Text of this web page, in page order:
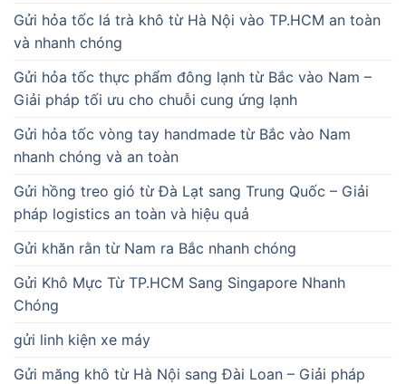
Gửi hỏa tốc lá trà khô từ Hà Nội vào TP.HCM an toàn
và nhanh chóng
Gửi hỏa tốc thực phẩm đông lạnh từ Bắc vào Nam –
Giải pháp tối ưu cho chuỗi cung ứng lạnh
Gửi hỏa tốc vòng tay handmade từ Bắc vào Nam
nhanh chóng và an toàn
Gửi hồng treo gió từ Đà Lạt sang Trung Quốc – Giải
pháp logistics an toàn và hiệu quả
Gửi khăn rằn từ Nam ra Bắc nhanh chóng
Gửi Khô Mực Từ TP.HCM Sang Singapore Nhanh
Chóng
gửi linh kiện xe máy
Gửi măng khô từ Hà Nội sang Đài Loan – Giải pháp